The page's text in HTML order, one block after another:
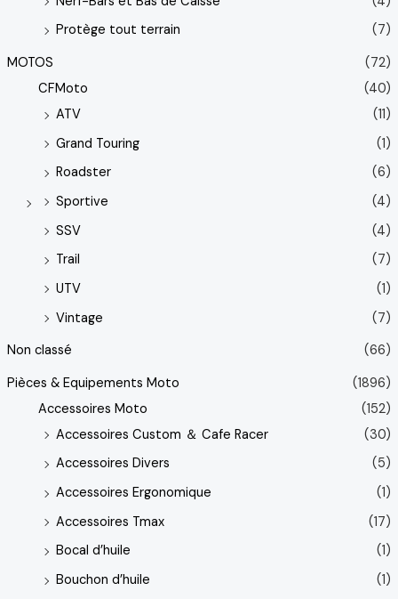
Protège tout terrain
(7)
MOTOS
(72)
CFMoto
(40)
ATV
(11)
Grand Touring
(1)
Roadster
(6)
Sportive
(4)
SSV
(4)
Trail
(7)
UTV
(1)
Vintage
(7)
Non classé
(66)
Pièces & Equipements Moto
(1896)
Accessoires Moto
(152)
Accessoires Custom ＆ Cafe Racer
(30)
Accessoires Divers
(5)
Accessoires Ergonomique
(1)
Accessoires Tmax
(17)
Bocal d’huile
(1)
Bouchon d’huile
(1)